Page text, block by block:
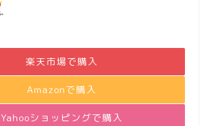
楽天市場で購入
Amazonで購入
Yahooショッピングで購入